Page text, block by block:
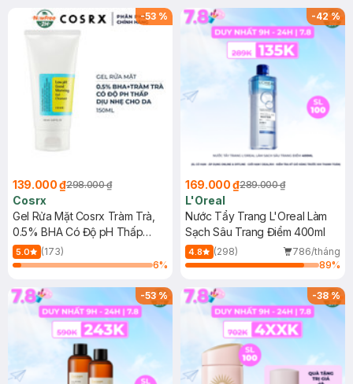
-53 %
139.000 ₫298.000 ₫
Cosrx
Gel Rửa Mặt Cosrx Tràm Trà,
0.5% BHA Có Độ pH Thấp
150ml
5.0
(173)
6%
-42%
169.000 ₫289.000 ₫
L'Oreal
Nước Tẩy Trang L'Oreal Làm
Sạch Sâu Trang Điểm 400ml
4.8 (298)
786/tháng
89%
-53% -38%